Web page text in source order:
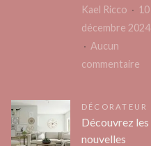
Kael Ricco
10
décembre 2024
Aucun
commentaire
DÉCORATEUR
Découvrez les
nouvelles